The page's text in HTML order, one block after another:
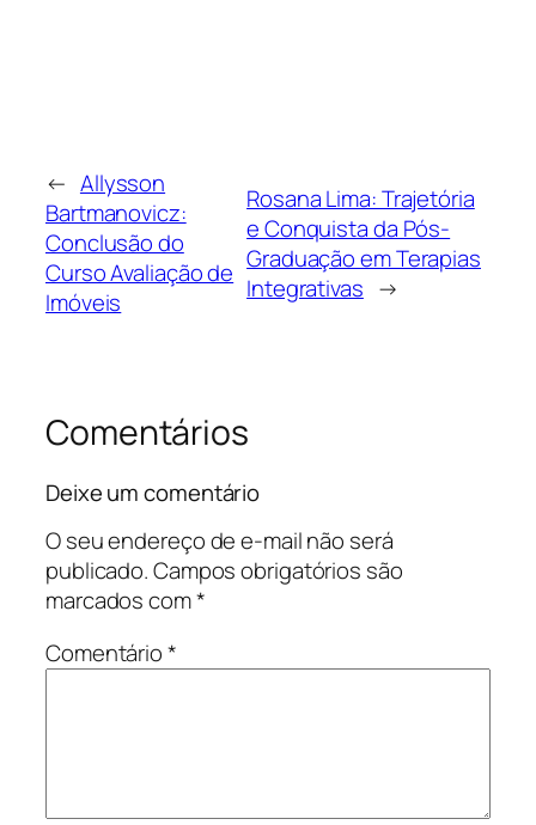
← Allysson
Bartmanovicz:
Conclusão do
Curso Avaliação de
Imóveis
Rosana Lima: Trajetória
e Conquista da Pós-
Graduação em Terapias
Integrativas →
Comentários
Deixe um comentário
O seu endereço de e-mail não será
publicado.Campos obrigatórios são
marcados com*
Comentário*